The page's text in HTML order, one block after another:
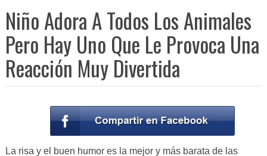
Niño Adora A Todos Los Animales
Pero Hay Uno Que Le Provoca Una
Reacción Muy Divertida
La risa y el buen humor es la mejor y más barata de las